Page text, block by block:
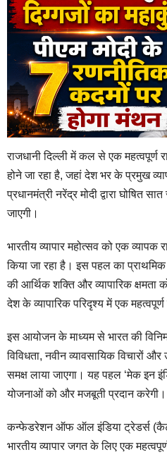
राजधानी दिल्ली में कल से एक महत्वपूर्ण
होने जा रहा है, जहां देश भर के प्रमुख
प्रधानमंत्री नरेंद्र मोदी द्वारा घोषित
जाएगी।
भारतीय व्यापार महोत्सव को एक
किया जा रहा है। इस पहल का प्राथमिक
की आर्थिक शक्ति और व्यापारिक क्षमता
देश के व्यापारिक परिदृश्य में एक
इस आयोजन के माध्यम से भारत की
विविधता, नवीन व्यावसायिक विचारों
समक्ष लाया जाएगा। यह पहल ‘मेक इन
योजनाओं को और मजबूती प्रदान करेगी।
कन्फेडरेशन ऑफ ऑल इंडिया ट्रेडर्स
भारतीय व्यापार जगत के लिए एक